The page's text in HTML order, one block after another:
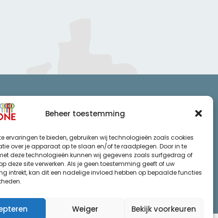
Beheer toestemming
ervaringen te bieden, gebruiken wij technologieën zoals cookies
over je apparaat op te slaan en/of te raadplegen. Door in te
deze technologieën kunnen wij gegevens zoals surfgedrag of
deze site verwerken. Als je geen toestemming geeft of uw
intrekt, kan dit een nadelige invloed hebben op bepaalde functies
Weiger Bekijk voorkeuren
voorwaarden